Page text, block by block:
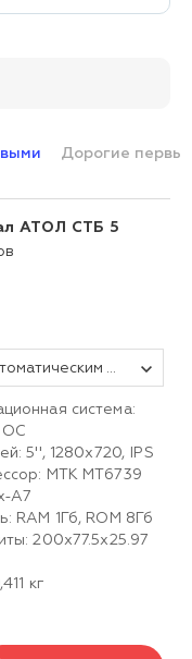
Дорогие
АТОЛ СТБ 5
Смарт-терминал АТОЛ СТБ 5 с автоматическим тарифом SIGMA и ИТС (без ФН, 5.0)
система:
ОС
5'', 1280x720, IPS
MTK MT6739
A7
RAM 1Гб, ROM 8Гб
200х77.5х25.97
кг